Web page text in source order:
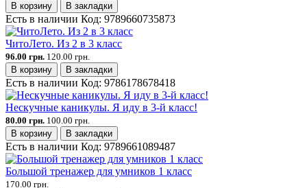
В корзину
В закладки
Есть в наличии Код: 9789660735873
ЧитоЛето. Из 2 в 3 класс
96.00 грн. 120.00 грн.
В корзину
В закладки
Есть в наличии Код: 9786178678418
Нескучные каникулы. Я иду в 3-й класс!
80.00 грн. 100.00 грн.
В корзину
В закладки
Есть в наличии Код: 9789661089487
Большой тренажер для умников 1 класс
170.00 грн.